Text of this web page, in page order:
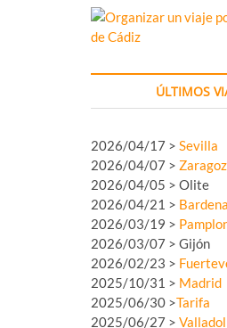
ÚLTIMOS
2026/04/17 > Sevilla
2026/04/07 >
2026/04/05 > Olite
2026/04/21 >
2026/03/19 >
2026/03/07 > Gijón
2026/02/23 >
2025/10/31 > Madrid
2025/06/30 >Tarifa
2025/06/27 >